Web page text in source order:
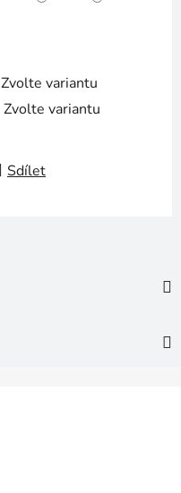
Zvolte variantu
Zvolte variantu
Sdílet